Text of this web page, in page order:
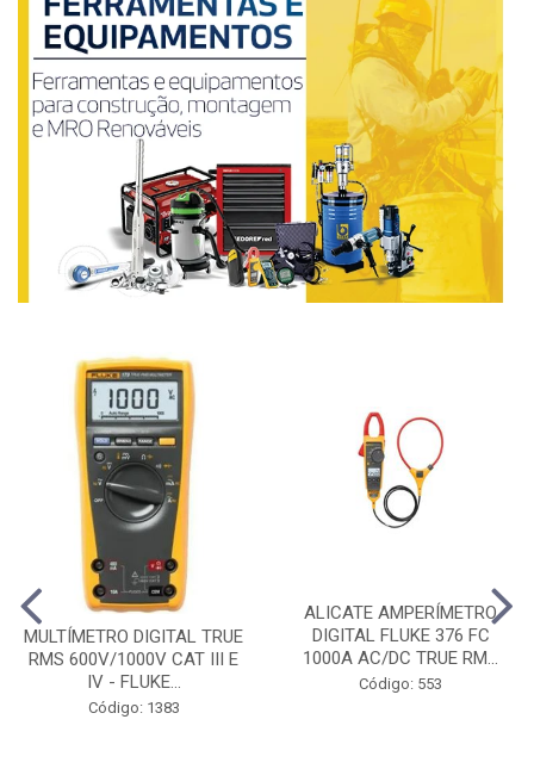
MULTÍMETRO DIGITAL TRUE
RMS 600V/1000V CAT III E
IV - FLUKE...
Código: 1383
ALICATE AMPERÍMETRO
DIGITAL FLUKE 376 FC
1000A AC/DC TRUE RM...
Código: 553